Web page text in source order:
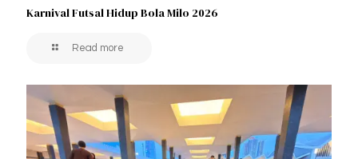
Karnival Futsal Hidup Bola Milo 2026
Read more